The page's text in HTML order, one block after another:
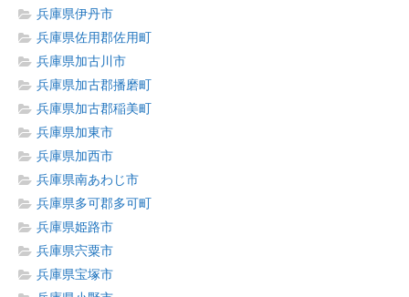
兵庫県伊丹市
兵庫県佐用郡佐用町
兵庫県加古川市
兵庫県加古郡播磨町
兵庫県加古郡稲美町
兵庫県加東市
兵庫県加西市
兵庫県南あわじ市
兵庫県多可郡多可町
兵庫県姫路市
兵庫県宍粟市
兵庫県宝塚市